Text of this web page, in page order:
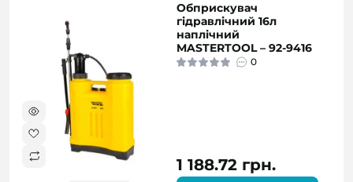
Обприскувач
гідравлічний 16л
наплічний
MASTERTOOL – 92-9416
0
1 188.72 грн.